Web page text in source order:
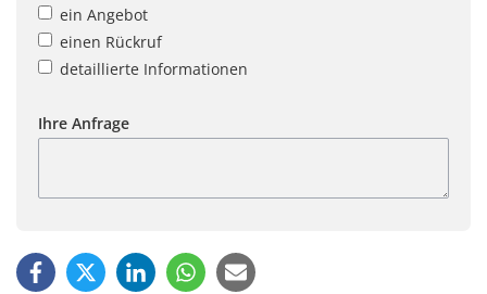
ein Angebot
einen Rückruf
detaillierte Informationen
Ihre Anfrage